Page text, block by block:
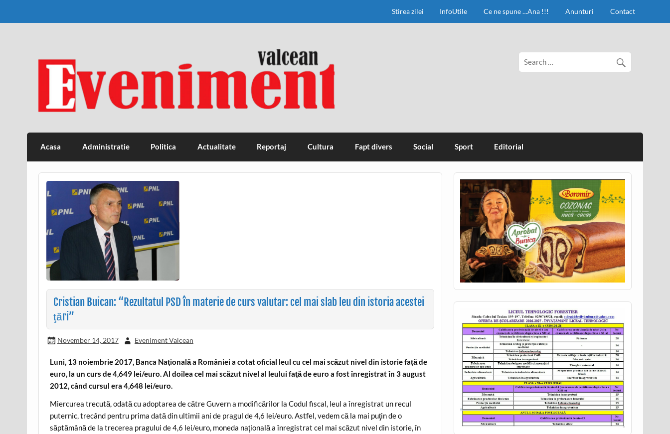
Stirea zilei InfoUtile Ce ne spune …Ana !!! Anunturi Contact
Eveniment Valcean
Acasa Administratie Politica Actualitate Reportaj Cultura Fapt divers Social Sport Editorial
Cristian Buican: “Rezultatul PSD în materie de curs valutar: cel mai slab leu din istoria acestei
ţări”
November 14, 2017 Eveniment Valcean
Luni, 13 noiembrie 2017, Banca Naţională a României a cotat oficial leul cu cel mai scăzut nivel din istorie faţă de
euro, la un curs de 4,649 lei/euro. Al doilea cel mai scăzut nivel al leului faţă de euro a fost înregistrat în 3 august
2012, când cursul era 4,648 lei/euro.
Miercurea trecută, odată cu adoptarea de către Guvern a modificărilor la Codul fiscal, leul a înregistrat un recul
puternic, trecând pentru prima dată din ultimii ani de pragul de 4,6 lei/euro. Astfel, vedem că la mai puţin de o
săptămână de la trecerea pragului de 4,6 lei/euro, moneda naţională a înregistrat cel mai scăzut nivel din istorie, în